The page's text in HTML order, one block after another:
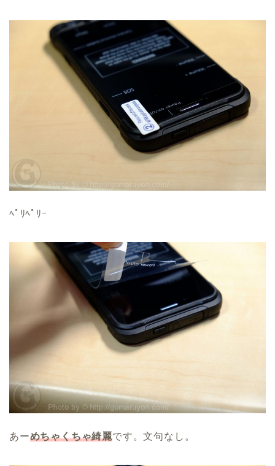
ﾍﾟﾘﾍﾟﾘｰ
あーめちゃくちゃ綺麗です。文句なし。